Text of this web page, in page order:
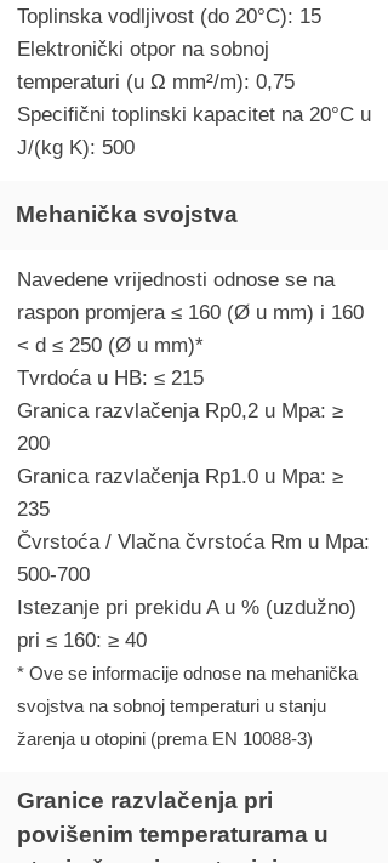
Toplinska vodljivost (do 20°C): 15
Elektronički otpor na sobnoj
temperaturi (u Ω mm²/m): 0,75
Specifični toplinski kapacitet na 20°C u
J/(kg K): 500
Mehanička svojstva
Navedene vrijednosti odnose se na
raspon promjera ≤ 160 (Ø u mm) i 160
< d ≤ 250 (Ø u mm)*
Tvrdoća u HB: ≤ 215
Granica razvlačenja Rp0,2 u Mpa: ≥
200
Granica razvlačenja Rp1.0 u Mpa: ≥
235
Čvrstoća / Vlačna čvrstoća Rm u Mpa:
500-700
Istezanje pri prekidu A u % (uzdužno)
pri ≤ 160: ≥ 40
* Ove se informacije odnose na mehanička
svojstva na sobnoj temperaturi u stanju
žarenja u otopini (prema EN 10088-3)
Granice razvlačenja pri
povišenim temperaturama u